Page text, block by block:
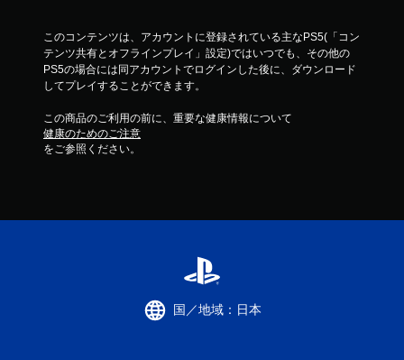
このコンテンツは、アカウントに登録されている主なPS5(「コン
テンツ共有とオフラインプレイ」設定)ではいつでも、その他の
PS5の場合には同アカウントでログインした後に、ダウンロード
してプレイすることができます。
この商品のご利用の前に、重要な健康情報について
健康のためのご注意
をご参照ください。
国／地域：日本